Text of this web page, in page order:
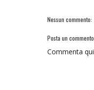
Nessun commento:
Posta un commento
Commenta qui